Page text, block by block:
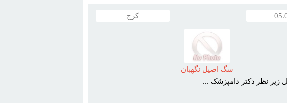
کرج
سگ اصيل نگهبان
زير نظر دکتر دامپزشک ...